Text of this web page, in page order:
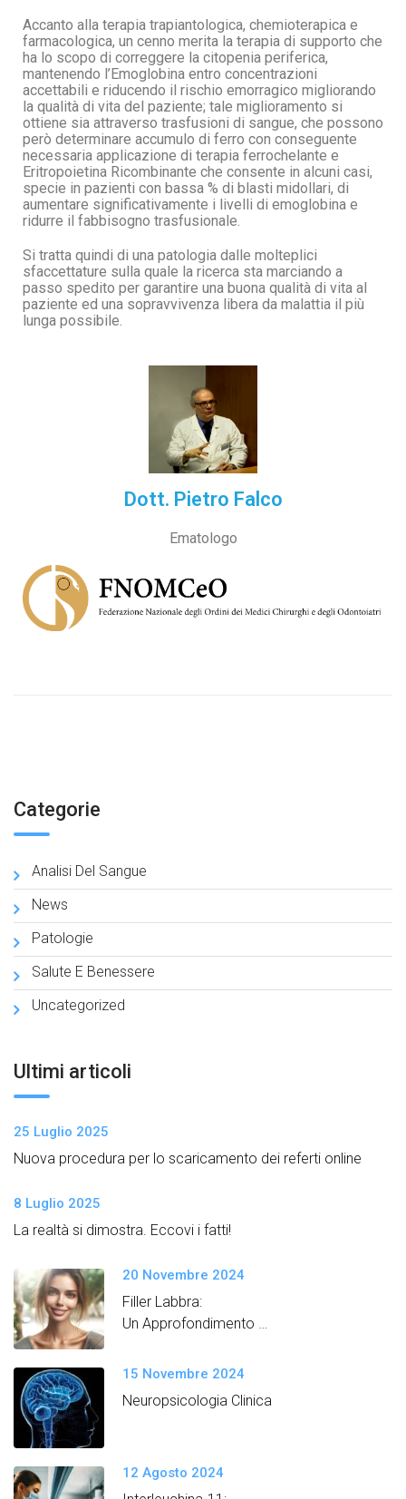
Accanto alla terapia trapiantologica, chemioterapica e
farmacologica, un cenno merita la terapia di supporto che
ha lo scopo di correggere la citopenia periferica,
mantenendo l’Emoglobina entro concentrazioni
accettabili e riducendo il rischio emorragico migliorando
la qualità di vita del paziente; tale miglioramento si
ottiene sia attraverso trasfusioni di sangue, che possono
però determinare accumulo di ferro con conseguente
necessaria applicazione di terapia ferrochelante e
Eritropoietina Ricombinante che consente in alcuni casi,
specie in pazienti con bassa % di blasti midollari, di
aumentare significativamente i livelli di emoglobina e
ridurre il fabbisogno trasfusionale.
Si tratta quindi di una patologia dalle molteplici
sfaccettature sulla quale la ricerca sta marciando a
passo spedito per garantire una buona qualità di vita al
paziente ed una sopravvivenza libera da malattia il più
lunga possibile.
Dott. Pietro Falco
Ematologo
Categorie
Analisi Del Sangue
News
Patologie
Salute E Benessere
Uncategorized
Ultimi articoli
25 Luglio 2025
Nuova procedura per lo scaricamento dei referti online
8 Luglio 2025
La realtà si dimostra. Eccovi i fatti!
20 Novembre 2024
Filler Labbra:
Un Approfondimento
15 Novembre 2024
Neuropsicologia Clinica
12 Agosto 2024